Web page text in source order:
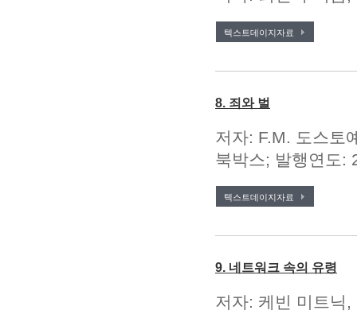
텍스트데이지자료
8. 죄와 벌
저자: F.M. 도스토
북박스; 발행연도:
텍스트데이지자료
9. 네트워크 속의 유령
저자: 케빈 미트닉